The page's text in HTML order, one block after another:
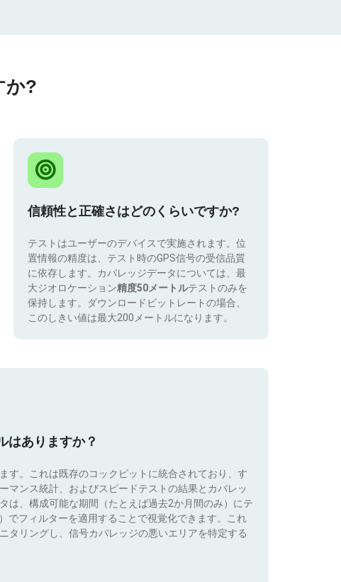
か?
信頼性と正確さはどのくらいですか?
テストはユーザーのデバイスで実施されます。位
置情報の精度は、テスト時のGPS信号の受信品質
に依存します。カバレッジデータについては、最
大ジオロケーション精度50メートルテストのみを
保持します。ダウンロードビットレートの場合、
このしきい値は最大200メートルになります。
はありますか？
す。これは既存のコックピットに統合されており、す
マンス統計、およびスピードテストの結果とカバレッ
は、構成可能な期間（たとえば過去2か月間のみ）にテ
でフィルターを適用することで視覚化できます。これ
タリングし、信号カバレッジの悪いエリアを特定する